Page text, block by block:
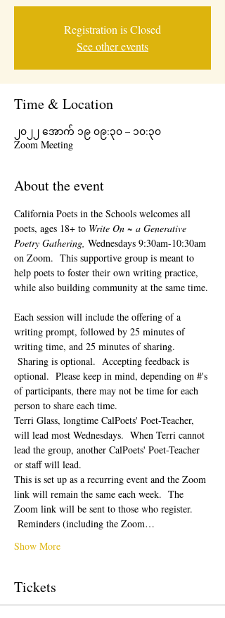
Registration is Closed
See other events
Time & Location
၂၀၂၂ အောက် ၁၉ ၀၉:၃၀ – ၁၀:၃၀
Zoom Meeting
About the event
California Poets in the Schools welcomes all
poets, ages 18+ to Write On ~ a Generative
Poetry Gathering, Wednesdays 9:30am-10:30am
on Zoom.  This supportive group is meant to
help poets to foster their own writing practice,
while also building community at the same time.
Each session will include the offering of a
writing prompt, followed by 25 minutes of
writing time, and 25 minutes of sharing.
Sharing is optional.  Accepting feedback is
optional.  Please keep in mind, depending on #'s
of participants, there may not be time for each
person to share each time.
Terri Glass, longtime CalPoets' Poet-Teacher,
will lead most Wednesdays.  When Terri cannot
lead the group, another CalPoets' Poet-Teacher
or staff will lead.
This is set up as a recurring event and the Zoom
link will remain the same each week.  The
Zoom link will be sent to those who register.
Reminders (including the Zoom…
Show More
Tickets